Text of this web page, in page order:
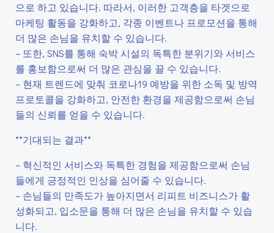
으로 하고 있습니다. 따라서, 이러한 고객층을 타겟으로
마케팅 활동을 강화하고, 각종 이벤트나 프로모션을 통해
더 많은 손님을 유치할 수 있습니다.
– 또한, SNS를 통해 숙박 시설의 독특한 분위기와 서비스
를 홍보함으로써 더 많은 관심을 끌 수 있습니다.
– 현재 트렌드에 맞춰 코로나19 예방을 위한 소독 및 방역
프로토콜을 강화하고, 안전한 환경을 제공함으로써 손님
들의 신뢰를 얻을 수 있습니다.
**기대되는 결과**
– 혁신적인 서비스와 독특한 경험을 제공함으로써 손님
들에게 긍정적인 인상을 심어줄 수 있습니다.
– 손님들의 만족도가 높아지면서 리피트 비즈니스가 활
성화되고, 입소문을 통해 더 많은 손님을 유치할 수 있습
니다.